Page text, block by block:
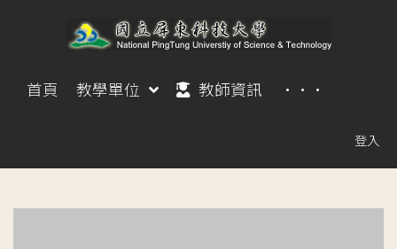
首頁 教學單位 教師資訊 ···
登入